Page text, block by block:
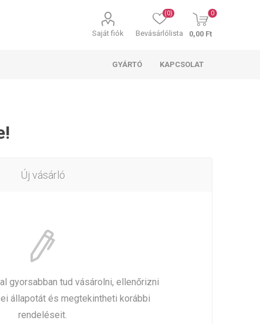
Saját fiók Bevásárlólista
(0) 0
0,00 Ft
GYÁRTÓ KAPCSOLAT
Új vásárló
gyorsabban tud vásárolni, ellenőrizni
állapotát és megtekintheti korábbi
rendeléseit.